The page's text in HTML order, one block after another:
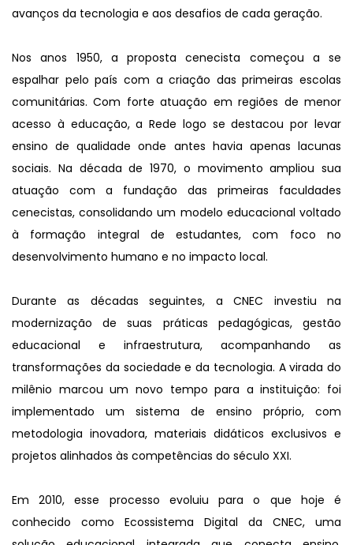
avanços da tecnologia e aos desafios de cada geração.
Nos anos 1950, a proposta cenecista começou a se
espalhar pelo país com a criação das primeiras escolas
comunitárias. Com forte atuação em regiões de menor
acesso à educação, a Rede logo se destacou por levar
ensino de qualidade onde antes havia apenas lacunas
sociais. Na década de 1970, o movimento ampliou sua
atuação com a fundação das primeiras faculdades
cenecistas, consolidando um modelo educacional voltado
à formação integral de estudantes, com foco no
desenvolvimento humano e no impacto local.
Durante as décadas seguintes, a CNEC investiu na
modernização de suas práticas pedagógicas, gestão
educacional e infraestrutura, acompanhando as
transformações da sociedade e da tecnologia. A virada do
milênio marcou um novo tempo para a instituição: foi
implementado um sistema de ensino próprio, com
metodologia inovadora, materiais didáticos exclusivos e
projetos alinhados às competências do século XXI.
Em 2010, esse processo evoluiu para o que hoje é
conhecido como Ecossistema Digital da CNEC, uma